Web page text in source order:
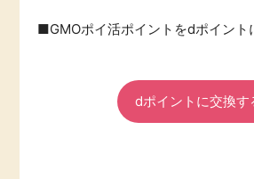
■GMOポイ活ポイントをdポイント
dポイントに交換す